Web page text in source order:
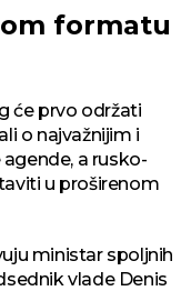
formatu
će prvo održati
o najvažnijim i
a rusko-
u proširenom
ministar spoljnih
vlade Denis